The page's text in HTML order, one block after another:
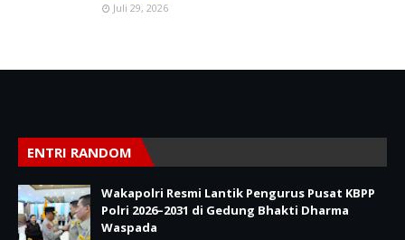
Juli 29, 2026
ENTRI RANDOM
Wakapolri Resmi Lantik Pengurus Pusat KBPP
Polri 2026–2031 di Gedung Bhakti Dharma
Waspada